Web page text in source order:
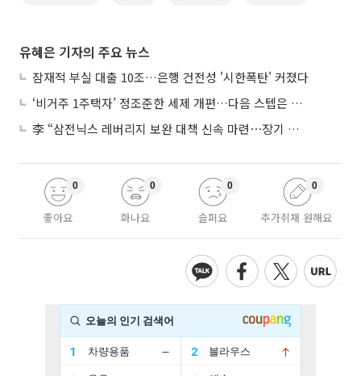
유혜은 기자의 주요 뉴스
잠재적 부실 대출 10조…은행 건전성 '시한폭탄' 커졌다
‘비거주 1주택자’ 정조준한 세제 개편…다음 스텝은 금융 대책
李 “삼전닉스 레버리지 보완 대책 신속 마련⋯장기 채무 과감히 탕감”
좋아요
0
화나요
0
슬퍼요
0
추가취재 원해요
0